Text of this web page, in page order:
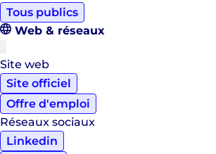
Tous publics
Web & réseaux
Site web
Site officiel
Offre d'emploi
Réseaux sociaux
Linkedin